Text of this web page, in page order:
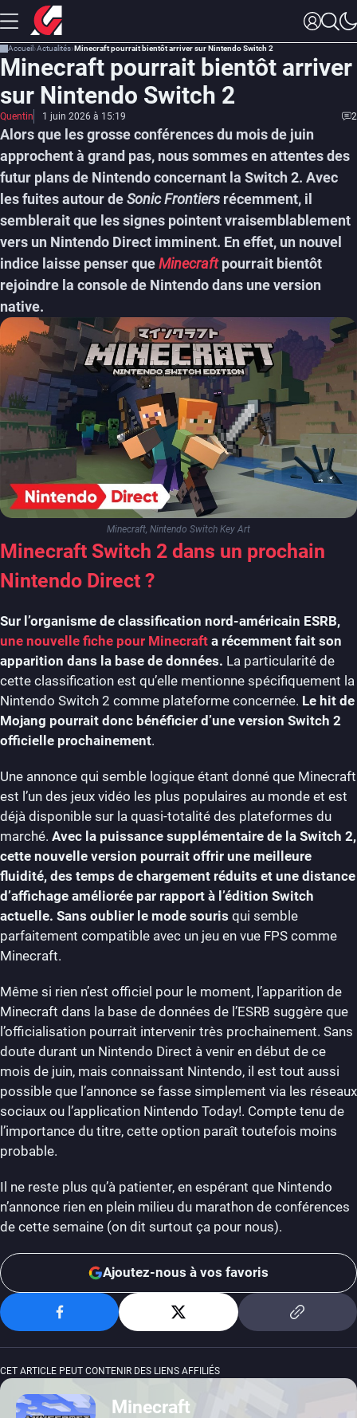
Accueil Actualités Minecraft pourrait bientôt arriver sur Nintendo Switch 2
Minecraft pourrait bientôt arriver
sur Nintendo Switch 2
Quentin 1 juin 2026 à 15:19 2
Alors que les grosse conférences du mois de juin
approchent à grand pas, nous sommes en attentes des
futur plans de Nintendo concernant la Switch 2. Avec
les fuites autour deSonic Frontiers récemment, il
semblerait que les signes pointent vraisemblablement
vers un Nintendo Direct imminent. En effet, un nouvel
indice laisse penser queMinecraft pourrait bientôt
rejoindre la console de Nintendo dans une version
native.
Minecraft, Nintendo Switch Key Art
Minecraft Switch 2 dans un prochain
Nintendo Direct ?
Sur l’organisme de classification nord-américain ESRB,
une nouvelle fiche pour Minecraft a récemment fait son
apparition dans la base de données. La particularité de
cette classification est qu’elle mentionne spécifiquement la
Nintendo Switch 2 comme plateforme concernée. Le hit de
Mojang pourrait donc bénéficier d’une version Switch 2
officielle prochainement.
Une annonce qui semble logique étant donné que Minecraft
est l’un des jeux vidéo les plus populaires au monde et est
déjà disponible sur la quasi-totalité des plateformes du
marché. Avec la puissance supplémentaire de la Switch 2,
cette nouvelle version pourrait offrir une meilleure
fluidité, des temps de chargement réduits et une distance
d’affichage améliorée par rapport à l’édition Switch
actuelle. Sans oublier le mode souris qui semble
parfaitement compatible avec un jeu en vue FPS comme
Minecraft.
Même si rien n’est officiel pour le moment, l’apparition de
Minecraft dans la base de données de l’ESRB suggère que
l’officialisation pourrait intervenir très prochainement. Sans
doute durant un Nintendo Direct à venir en début de ce
mois de juin, mais connaissant Nintendo, il est tout aussi
possible que l’annonce se fasse simplement via les réseaux
sociaux ou l’application Nintendo Today!. Compte tenu de
l’importance du titre, cette option paraît toutefois moins
probable.
Il ne reste plus qu’à patienter, en espérant que Nintendo
n’annonce rien en plein milieu du marathon de conférences
de cette semaine (on dit surtout ça pour nous).
Ajoutez-nous à vos favoris
CET ARTICLE PEUT CONTENIR DES LIENS AFFILIÉS
Minecraft